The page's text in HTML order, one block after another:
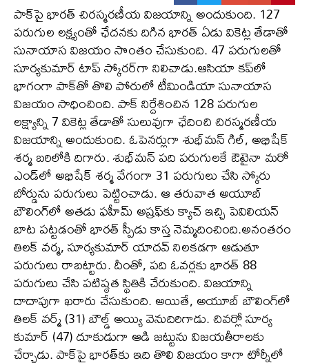
పాక్‌పై భారత్ చిరస్మరణీయ విజయాన్ని అందుకుంది. 127
పరుగుల లక్ష్యంతో ఛేదనకు దిగిన భారత్ ఏడు వికెట్ల తేడాతో
సునాయాస విజయం సొంతం చేసుకుంది. 47 పరుగులతో
సూర్యకుమార్ టాప్ స్కోరర్‌గా నిలిచాడు.ఆసియా కప్‌లో
భాగంగా పాక్‌తో తొలి పోరులో టీమిండియా సునాయాస
విజయం సాధించింది. పాక్ నిర్దేశించిన 128 పరుగుల
లక్ష్యాన్ని 7 వికెట్ల తేడాతో సులువుగా ఛేదించి చిరస్మరణీయ
విజయాన్ని అందుకుంది. ఓపెనర్లుగా శుభ్‌మన్ గిల్, అభిషేక్
శర్మ బరిలోకి దిగారు. శుభ్‌మన్ పది పరుగులకే ఔటైనా మరో
ఎండ్‌లో అభిషేక్ శర్మ వేగంగా 31 పరుగులు చేసి స్కోరు
బోర్డును పరుగులు పెట్టించాడు. ఆ తరువాత అయూబ్
బౌలింగ్‌లో అతడు ఫహీమ్‌ అష్రఫ్‌కు క్యాచ్ ఇచ్చి పెవిలియన్
బాట పట్టడంతో భారత్ స్పీడు కాస్త నెమ్మదించింది.అనంతరం
తిలక్ వర్మ, సూర్యకుమార్ యాదవ్ నిలకడగా ఆడుతూ
పరుగులు రాబట్టారు. దీంతో, పది ఓవర్లకు భారత్ 88
పరుగులు చేసి పటిష్ఠత స్థితికి చేరుకుంది. విజయాన్ని
దాదాపుగా ఖరారు చేసుకుంది. అయితే, అయూబ్ బౌలింగ్‌లో
తిలక్ వర్మ్ (31) బౌల్డ్ అయ్యి వెనుదిరిగాడు. చివర్లో సూర్య
కుమార్ (47) దూకుడుగా ఆడి జట్టును విజయతీరాలకు
చేర్చాడు. పాక్‌పై భారత్‌కు ఇది తొలి విజయం కాగా టోర్నీలో